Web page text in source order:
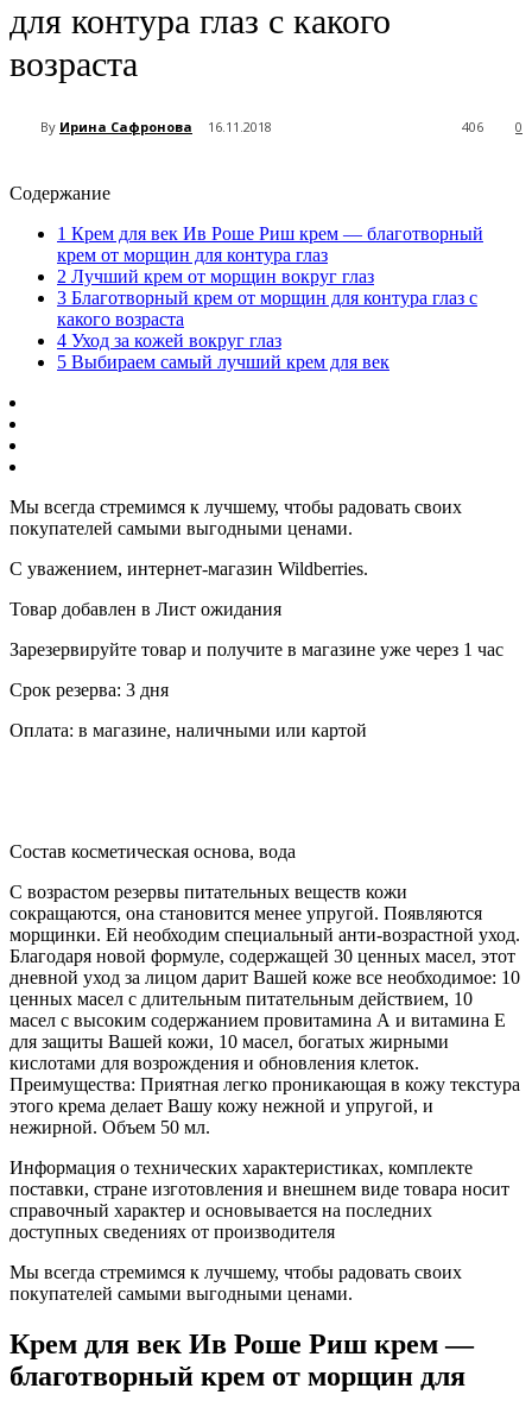
для контура глаз с какого
возраста
By Ирина Сафронова 16.11.2018 0
406
Содержание
1 Крем для век Ив Роше Риш крем — благотворный
крем от морщин для контура глаз
2 Лучший крем от морщин вокруг глаз
3 Благотворный крем от морщин для контура глаз с
какого возраста
4 Уход за кожей вокруг глаз
5 Выбираем самый лучший крем для век
Мы всегда стремимся к лучшему, чтобы радовать своих
покупателей самыми выгодными ценами.
С уважением, интернет-магазин Wildberries.
Товар добавлен в Лист ожидания
Зарезервируйте товар и получите в магазине уже через 1 час
Срок резерва: 3 дня
Оплата: в магазине, наличными или картой
Состав косметическая основа, вода
С возрастом резервы питательных веществ кожи
сокращаются, она становится менее упругой. Появляются
морщинки. Ей необходим специальный анти-возрастной уход.
Благодаря новой формуле, содержащей 30 ценных масел, этот
дневной уход за лицом дарит Вашей коже все необходимое: 10
ценных масел с длительным питательным действием, 10
масел с высоким содержанием провитамина А и витамина Е
для защиты Вашей кожи, 10 масел, богатых жирными
кислотами для возрождения и обновления клеток.
Преимущества: Приятная легко проникающая в кожу текстура
этого крема делает Вашу кожу нежной и упругой, и
нежирной. Объем 50 мл.
Информация о технических характеристиках, комплекте
поставки, стране изготовления и внешнем виде товара носит
справочный характер и основывается на последних
доступных сведениях от производителя
Мы всегда стремимся к лучшему, чтобы радовать своих
покупателей самыми выгодными ценами.
Крем для век Ив Роше Риш крем —
благотворный крем от морщин для